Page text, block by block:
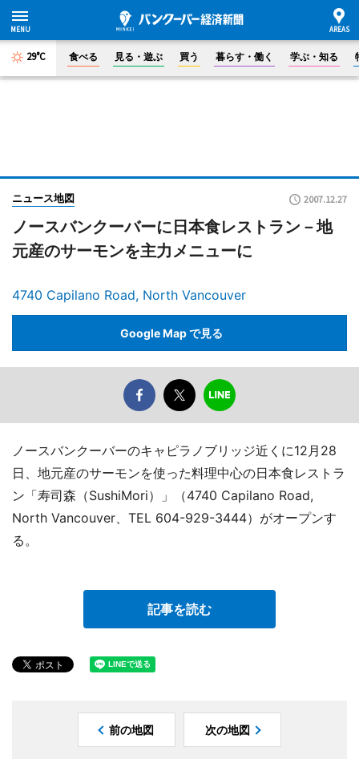
29°C 食べる 見る・遊ぶ 買う 暮らす・働く 学ぶ・知る
ニュース地図 2007.12.27
ノースバンクーバーに日本食レストラン－地
元産のサーモンを主力メニューに
4740 Capilano Road, North Vancouver
Google Map で見る
ノースバンクーバーのキャピラノブリッジ近くに12月28
日、地元産のサーモンを使った料理中心の日本食レストラ
ン「寿司森（SushiMori）」（4740 Capilano Road,
North Vancouver、TEL 604-929-3444）がオープンす
る。
記事を読む
前の地図 次の地図